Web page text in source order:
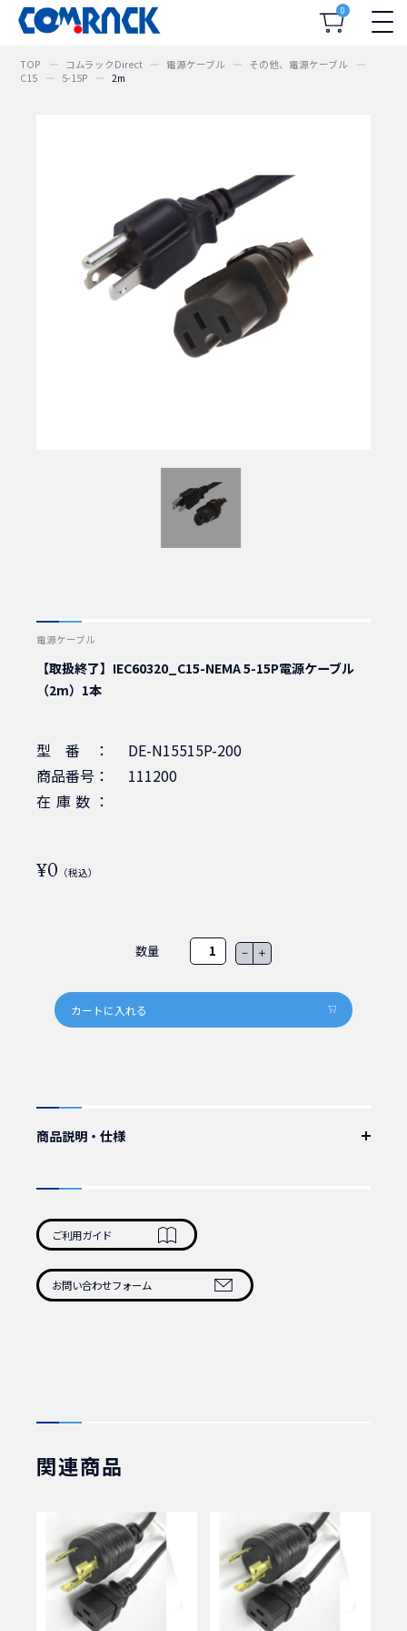
0
TOP コムラックDirect 電源ケーブル
その他、電源ケーブル
C15
5-15P 2m
電源ケーブル
【取扱終了】IEC60320_C15-NEMA 5-15P電源ケーブル
（2m）1本
型番：
DE-N15515P-200
商品番号：
111200
在庫数：
¥0 （税込）
数量 － ＋
商品説明・仕様
す。
国内用、125V12A
ケーブル：丸型3芯非鉛ﾌﾚｷｼﾌﾞﾙｺｰﾄﾞ
カラー：黒
認証：PSE、UL
ご利用ガイド
お問い合わせフォーム
関連商品